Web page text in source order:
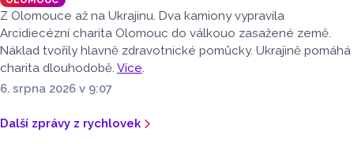
Z Olomouce až na Ukrajinu. Dva kamiony vypravila
Arcidiecézní charita Olomouc do válkouo zasažené země.
Náklad tvořily hlavně zdravotnické pomůcky. Ukrajině pomáhá
charita dlouhodobě. Více.
6. srpna 2026 v 9:07
Další zprávy z rychlovek